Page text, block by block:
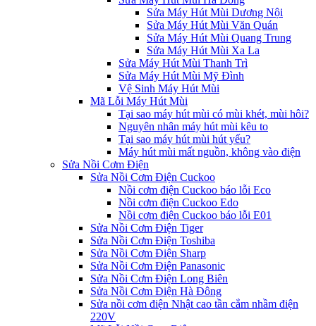
Sửa Máy Hút Mùi Dương Nội
Sửa Máy Hút Mùi Văn Quán
Sửa Máy Hút Mùi Quang Trung
Sửa Máy Hút Mùi Xa La
Sửa Máy Hút Mùi Thanh Trì
Sửa Máy Hút Mùi Mỹ Đình
Vệ Sinh Máy Hút Mùi
Mã Lỗi Máy Hút Mùi
Tại sao máy hút mùi có mùi khét, mùi hôi?
Nguyên nhân máy hút mùi kêu to
Tại sao máy hút mùi hút yếu?
Máy hút mùi mất nguồn, không vào điện
Sửa Nồi Cơm Điện
Sửa Nồi Cơm Điện Cuckoo
Nồi cơm điện Cuckoo báo lỗi Eco
Nồi cơm điện Cuckoo Edo
Nồi cơm điện Cuckoo báo lỗi E01
Sửa Nồi Cơm Điện Tiger
Sửa Nồi Cơm Điện Toshiba
Sửa Nồi Cơm Điện Sharp
Sửa Nồi Cơm Điện Panasonic
Sửa Nồi Cơm Điện Long Biên
Sửa Nồi Cơm Điện Hà Đông
Sửa nồi cơm điện Nhật cao tần cắm nhầm điện
220V